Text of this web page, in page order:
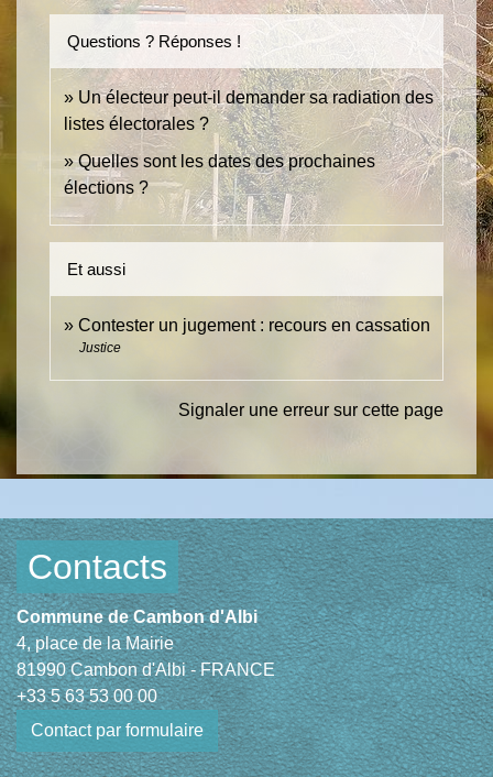
Questions ? Réponses !
Un électeur peut-il demander sa radiation des
listes électorales ?
Quelles sont les dates des prochaines
élections ?
Et aussi
Contester un jugement : recours en cassation
Justice
Signaler une erreur sur cette page
Contacts
Commune de Cambon d'Albi
4, place de la Mairie
81990 Cambon d'Albi - FRANCE
+33 5 63 53 00 00
Contact par formulaire